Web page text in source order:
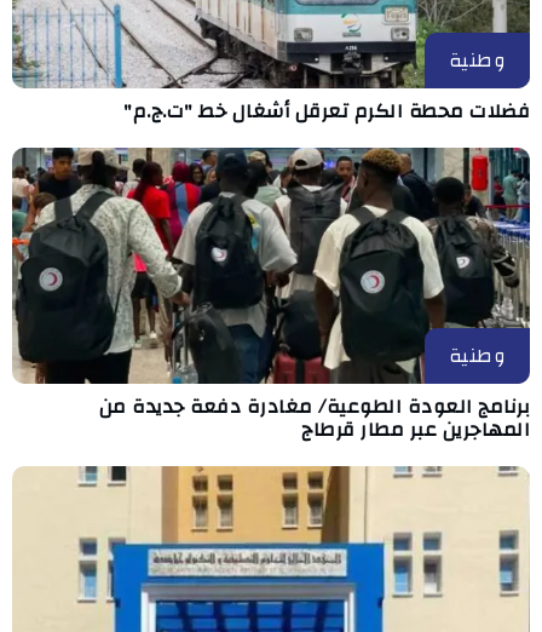
وطنية
فضلات محطة الكرم تعرقل أشغال خط "ت.ج.م"
وطنية
برنامج العودة الطوعية/ مغادرة دفعة جديدة من
المهاجرين عبر مطار قرطاج